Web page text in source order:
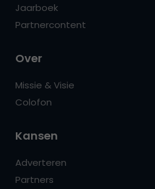
Jaarboek
Partnercontent
Over
Missie & Visie
Colofon
Kansen
Adverteren
Partners